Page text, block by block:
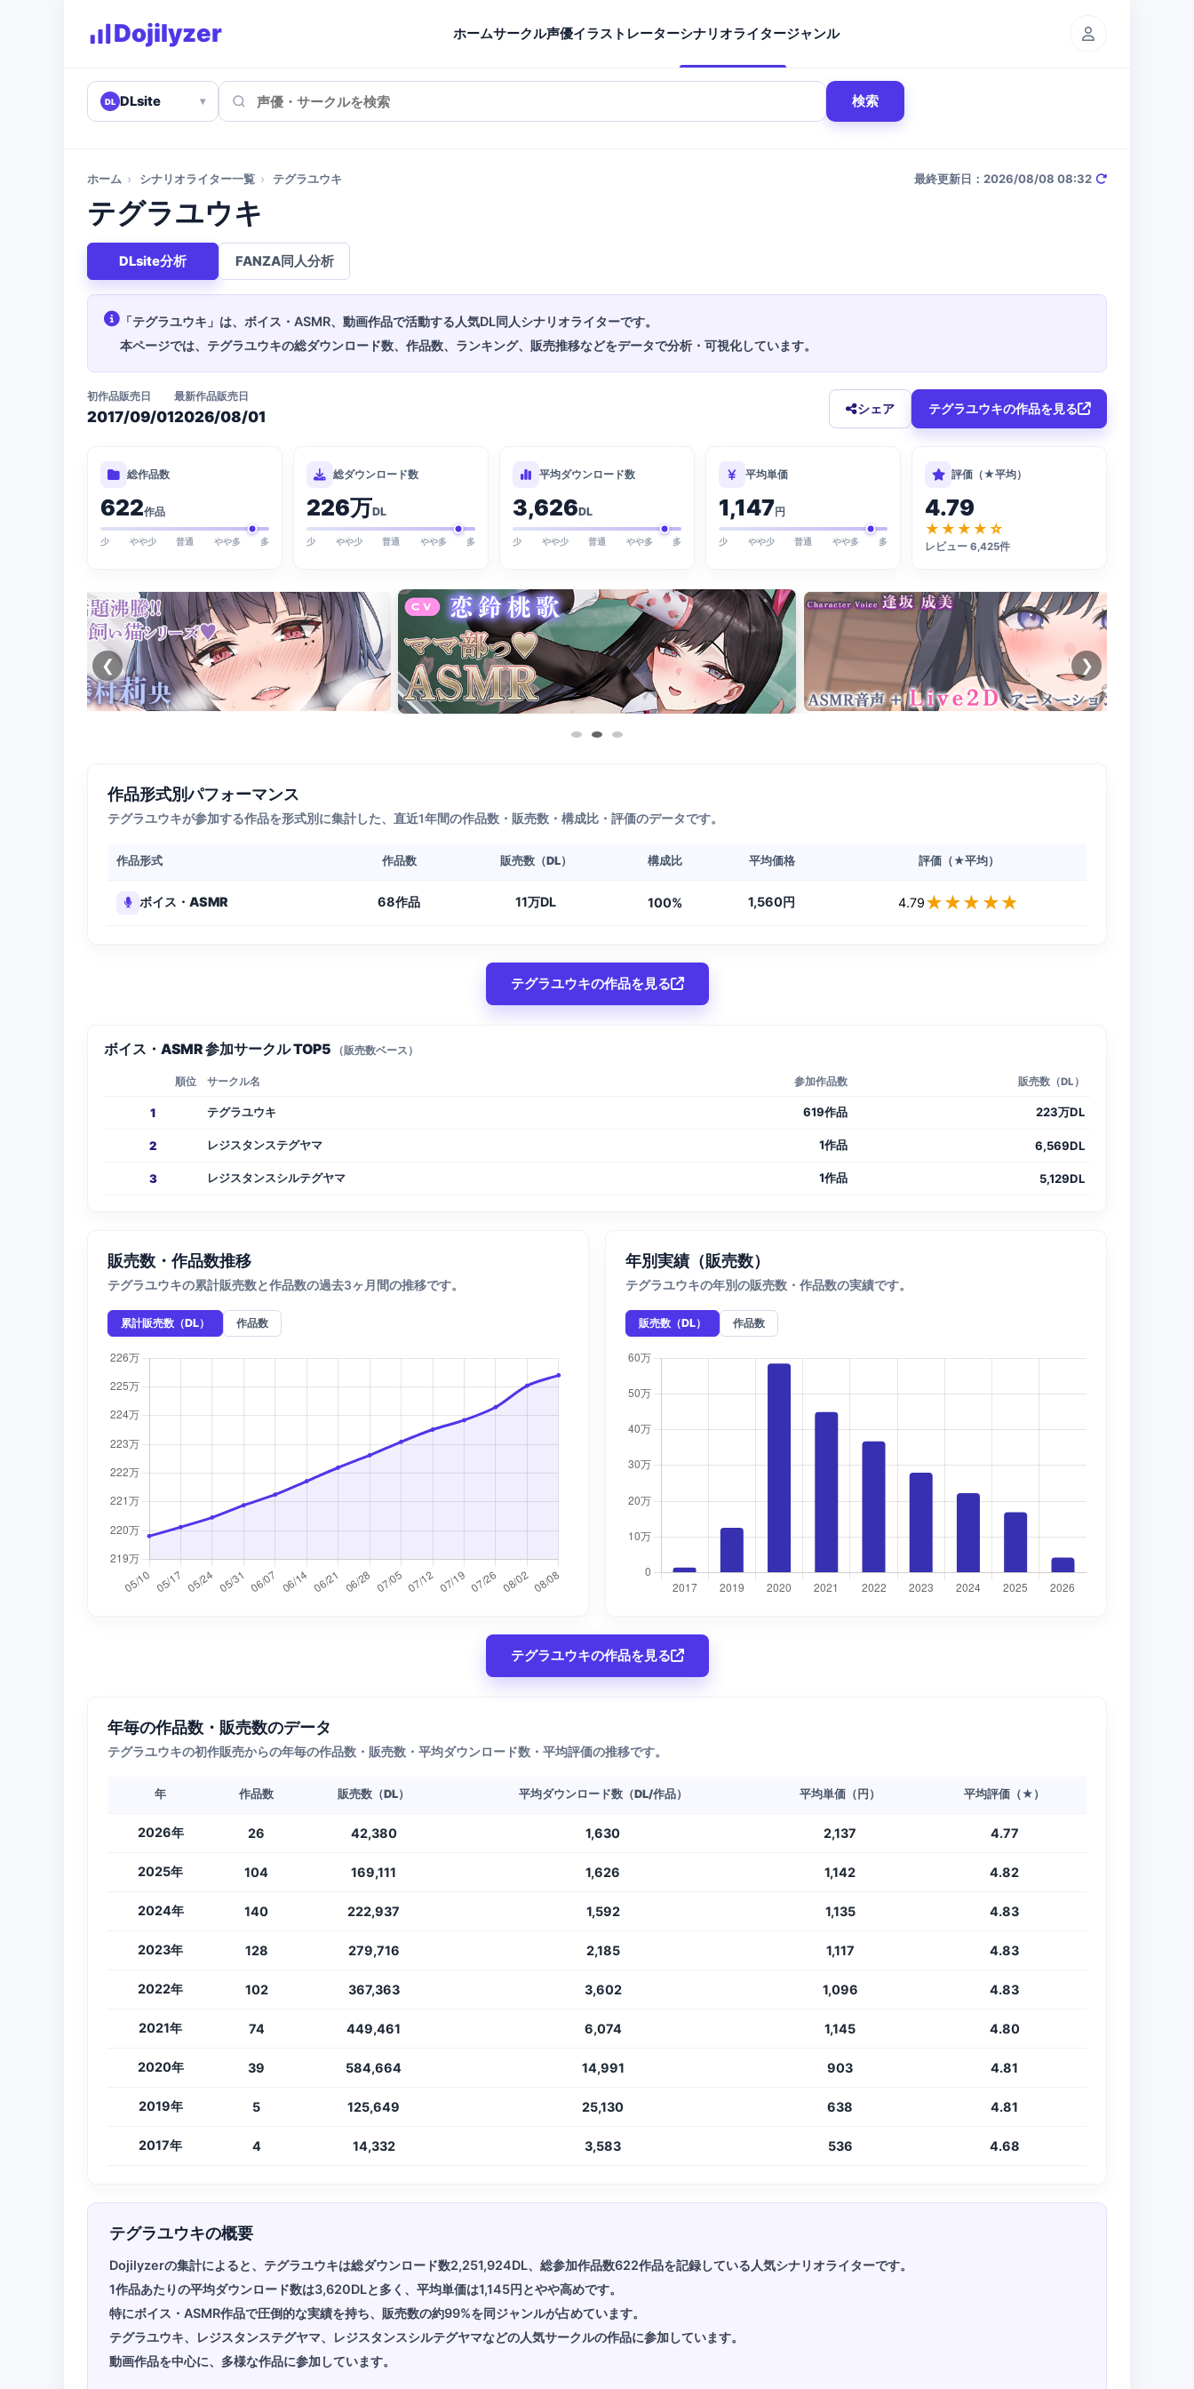
Dojilyzer ホームサークル声優イラストレーターシナリオライタージャンル
DL DLsite ▾ 検索
ホーム › シナリオライター一覧 › テグラユウキ 最終更新日：2026/08/08 08:32
テグラユウキ
DLsite分析 FANZA同人分析
「テグラユウキ」は、ボイス・ASMR、動画作品で活動する人気DL同人シナリオライターです。
本ページでは、テグラユウキの総ダウンロード数、作品数、ランキング、販売推移などをデータで分析・可視化しています。
初作品販売日
2017/09/01
最新作品販売日
2026/08/01 シェア テグラユウキの作品を見る
総作品数
622作品
少 やや少 普通 やや多 多
総ダウンロード数
226万DL
少 やや少 普通 やや多 多
平均ダウンロード数
3,626DL
少 やや少 普通 やや多 多
平均単価
1,147円
少 やや少 普通 やや多 多
評価（★平均）
4.79
★★★★☆
レビュー 6,425件
❮ ❯
作品形式別パフォーマンス
テグラユウキが参加する作品を形式別に集計した、直近1年間の作品数・販売数・構成比・評価のデータです。
作品形式 作品数 販売数（DL） 構成比 平均価格 評価（★平均）
ボイス・ASMR 68作品 11万DL 100% 1,560円 4.79★★★★★
★★★★★
テグラユウキの作品を見る
ボイス・ASMR 参加サークル TOP5 （販売数ベース）
順位 サークル名 参加作品数 販売数（DL）
1 テグラユウキ 619作品 223万DL
2 レジスタンステグヤマ 1作品 6,569DL
3 レジスタンスシルテグヤマ 1作品 5,129DL
販売数・作品数推移
テグラユウキの累計販売数と作品数の過去3ヶ月間の推移です。
累計販売数（DL） 作品数
年別実績（販売数）
テグラユウキの年別の販売数・作品数の実績です。
販売数（DL） 作品数
テグラユウキの作品を見る
年毎の作品数・販売数のデータ
テグラユウキの初作販売からの年毎の作品数・販売数・平均ダウンロード数・平均評価の推移です。
年 作品数 販売数（DL） 平均ダウンロード数（DL/作品） 平均単価（円） 平均評価（★）
2026年 26 42,380 1,630 2,137 4.77
2025年 104 169,111 1,626 1,142 4.82
2024年 140 222,937 1,592 1,135 4.83
2023年 128 279,716 2,185 1,117 4.83
2022年 102 367,363 3,602 1,096 4.83
2021年 74 449,461 6,074 1,145 4.80
2020年 39 584,664 14,991 903 4.81
2019年 5 125,649 25,130 638 4.81
2017年 4 14,332 3,583 536 4.68
テグラユウキの概要
Dojilyzerの集計によると、テグラユウキは総ダウンロード数2,251,924DL、総参加作品数622作品を記録している人気シナリオライターです。
1作品あたりの平均ダウンロード数は3,620DLと多く、平均単価は1,145円とやや高めです。
特にボイス・ASMR作品で圧倒的な実績を持ち、販売数の約99%を同ジャンルが占めています。
テグラユウキ、レジスタンステグヤマ、レジスタンスシルテグヤマなどの人気サークルの作品に参加しています。
動画作品を中心に、多様な作品に参加しています。